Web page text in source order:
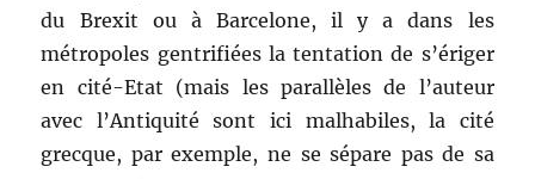
du Brexit ou à Barcelone, il y a dans les
métropoles gentrifiées la tentation de s’ériger
en cité-Etat (mais les parallèles de l’auteur
avec l’Antiquité sont ici malhabiles, la cité
grecque, par exemple, ne se sépare pas de sa